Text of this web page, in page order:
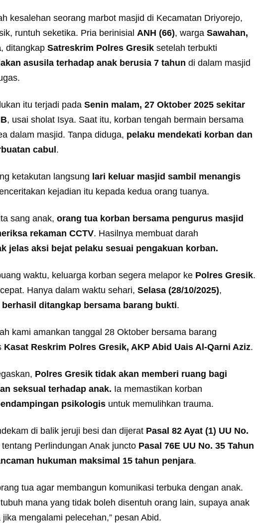
kesalehan seorang marbot masjid di Kecamatan Driyorejo,
runtuh seketika. Pria berinisial ANH (66), warga Sawahan,
, ditangkap Satreskrim Polres Gresiksetelah terbukti
asusila terhadap anak berusia 7 tahun di dalam masjid
itu terjadi pada Senin malam, 27 Oktober 2025 sekitar
, usai sholat Isya. Saat itu, korban tengah bermain bersama
dalam masjid. Tanpa diduga, pelaku mendekati korban dan
cabul.
ketakutan langsung lari keluar masjid sambil menangis
kejadian itu kepada kedua orang tuanya.
sang anak, orang tua korban bersama pengurus masjid
rekaman CCTV. Hasilnya membuat darah
jelas aksi bejat pelaku sesuai pengakuan korban.
waktu, keluarga korban segera melapor ke Polres Gresik.
Hanya dalam waktu sehari, Selasa (28/10/2025),
berhasil ditangkap bersama barang bukti.
kami amankan tanggal 28 Oktober bersama barang
Kasat Reskrim Polres Gresik, AKP Abid Uais Al-Qarni Aziz.
Polres Gresik tidak akan memberi ruang bagi
seksual terhadap anak. Ia memastikan korban
psikologisuntuk memulihkan trauma.
di balik jeruji besi dan dijerat Pasal 82 Ayat (1) UU No.
Perlindungan Anak juncto Pasal 76E UU No. 35 Tahun
hukuman maksimal 15 tahun penjara.
tua agar membangun komunikasi terbuka dengan anak.
mana yang tidak boleh disentuh orang lain, supaya anak
mengalami pelecehan,” pesan Abid.